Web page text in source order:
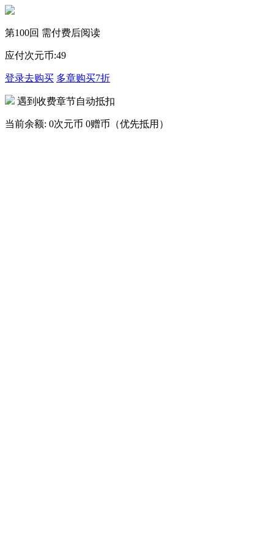
第100回 需付费后阅读
应付次元币:49
登录去购买 多章购买7折
遇到收费章节自动抵扣
当前余额: 0次元币 0赠币（优先抵用）